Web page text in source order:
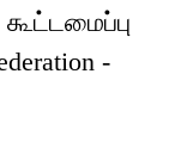
-